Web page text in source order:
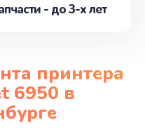
- до 3-х лет
принтера
6950 в